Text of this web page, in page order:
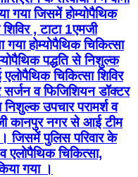
जिसमें होम्योपैथिक
, टाटा 1एमजी
होम्योपैथिक चिकित्सा
पद्धति से निशुल्क
चिकित्सा शिविर
व फिजिशियन डॉक्टर
निशुल्क उपचार परामर्श व
कानपुर नगर से आई टीम
। जिसमें पुलिस परिवार के
एलोपैथिक चिकित्सा,
गया ।